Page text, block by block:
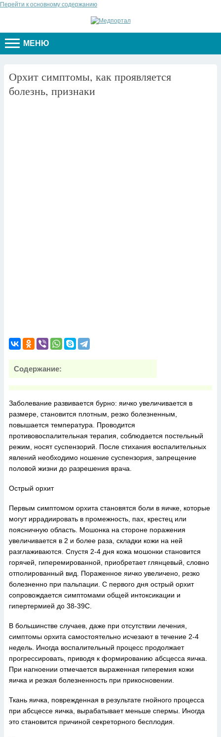
Перейти к основному содержанию
МЕНЮ
Орхит симптомы, как проявляется
болезнь, признаки
Содержание:
Заболевание развивается бурно: яичко увеличивается в
размере, становится плотным, резко болезненным,
повышается температура. Проводится
противовоспалительная терапия, соблюдается постельный
режим, носят суспензорий. После стихания воспалительных
явлений необходимо ношение суспензория, запрещение
половой жизни до разрешения врача.
Острый орхит
Первым симптомом орхита становятся боли в яичке, которые
могут иррадиировать в промежность, пах, крестец или
поясничную область. Мошонка на стороне поражения
увеличивается в 2 и более раза, складки кожи на ней
разглаживаются. Спустя 2-4 дня кожа мошонки становится
горячей, гиперемированной, приобретает глянцевый, словно
отполированный вид. Пораженное яичко увеличено, резко
болезненно при пальпации. С первого дня острый орхит
сопровождается симптомами общей интоксикации и
гипертермией до 38-39С.
В большинстве случаев, даже при отсутствии лечения,
симптомы орхита самостоятельно исчезают в течение 2-4
недель. Иногда воспалительный процесс продолжает
прогрессировать, приводя к формированию абсцесса яичка.
При нагноении отмечается выраженная гиперемия кожи
яичка и резкая болезненность при прикосновении.
Ткань яичка, поврежденная в результате гнойного процесса
при абсцессе яичка, вырабатывает меньше спермы. Иногда
это становится причиной секреторного бесплодия.